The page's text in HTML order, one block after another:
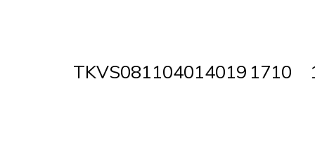
TKVS081104014019 1710